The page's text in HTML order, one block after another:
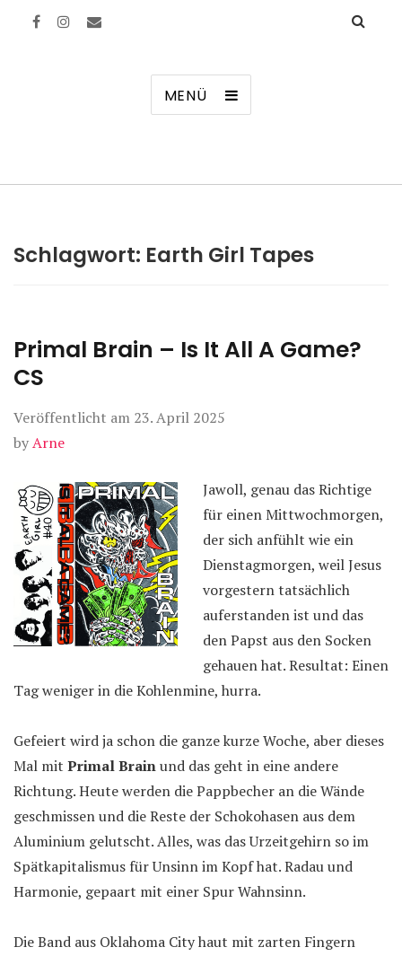
MENÜ
Schlagwort: Earth Girl Tapes
Primal Brain – Is It All A Game?
CS
Veröffentlicht am 23. April 2025
byArne
Jawoll, genau das Richtige
für einen Mittwochmorgen,
der sich anfühlt wie ein
Dienstagmorgen, weil Jesus
vorgestern tatsächlich
auferstanden ist und das
den Papst aus den Socken
gehauen hat. Resultat: Einen
Tag weniger in die Kohlenmine, hurra.
Gefeiert wird ja schon die ganze kurze Woche, aber dieses
Mal mit Primal Brainund das geht in eine andere
Richtung. Heute werden die Pappbecher an die Wände
geschmissen und die Reste der Schokohasen aus dem
Aluminium gelutscht. Alles, was das Urzeitgehirn so im
Spätkapitalismus für Unsinn im Kopf hat. Radau und
Harmonie, gepaart mit einer Spur Wahnsinn.
Die Band aus Oklahoma City haut mit zarten Fingern